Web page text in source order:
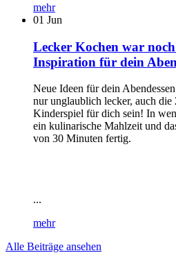
mehr
01 Jun
Lecker Kochen war
Inspiration für dein
Neue Ideen für dein
nur unglaublich lecker, auch
Kinderspiel für dich sein! In
ein kulinarische Mahlzeit und
von 30 Minuten fertig.
...
mehr
Alle Beiträge ansehen